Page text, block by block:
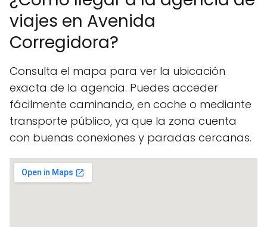
viajes en Avenida
Corregidora?
Consulta el mapa para ver la ubicación
exacta de la agencia. Puedes acceder
fácilmente caminando, en coche o mediante
transporte público, ya que la zona cuenta
con buenas conexiones y paradas cercanas.